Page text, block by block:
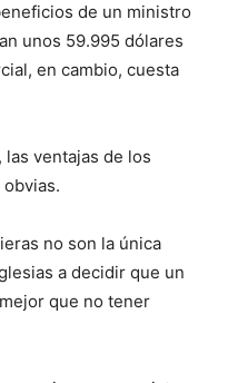
de un ministro
unos 59.995 dólares
en cambio, cuesta
las ventajas de los
no son la única
a decidir que un
que no tener